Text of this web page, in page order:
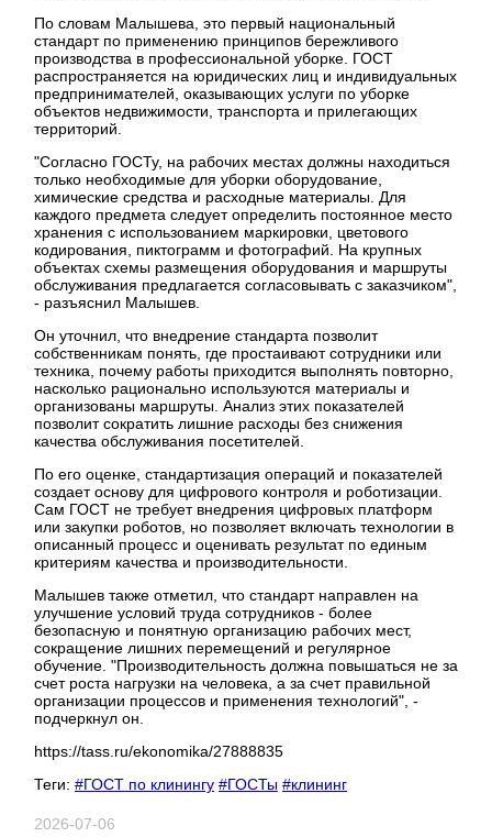
По словам Малышева, это первый национальный
стандарт по применению принципов бережливого
производства в профессиональной уборке. ГОСТ
распространяется на юридических лиц и индивидуальных
предпринимателей, оказывающих услуги по уборке
объектов недвижимости, транспорта и прилегающих
территорий.
"Согласно ГОСТу, на рабочих местах должны находиться
только необходимые для уборки оборудование,
химические средства и расходные материалы. Для
каждого предмета следует определить постоянное место
хранения с использованием маркировки, цветового
кодирования, пиктограмм и фотографий. На крупных
объектах схемы размещения оборудования и маршруты
обслуживания предлагается согласовывать с заказчиком",
- разъяснил Малышев.
Он уточнил, что внедрение стандарта позволит
собственникам понять, где простаивают сотрудники или
техника, почему работы приходится выполнять повторно,
насколько рационально используются материалы и
организованы маршруты. Анализ этих показателей
позволит сократить лишние расходы без снижения
качества обслуживания посетителей.
По его оценке, стандартизация операций и показателей
создает основу для цифрового контроля и роботизации.
Сам ГОСТ не требует внедрения цифровых платформ
или закупки роботов, но позволяет включать технологии в
описанный процесс и оценивать результат по единым
критериям качества и производительности.
Малышев также отметил, что стандарт направлен на
улучшение условий труда сотрудников - более
безопасную и понятную организацию рабочих мест,
сокращение лишних перемещений и регулярное
обучение. "Производительность должна повышаться не за
счет роста нагрузки на человека, а за счет правильной
организации процессов и применения технологий", -
подчеркнул он.
https://tass.ru/ekonomika/27888835
Теги: #ГОСТ по клинингу #ГОСТы #клининг
2026-07-06